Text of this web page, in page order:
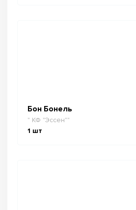
Бон Бонель
" КФ "Эссен""
1 шт